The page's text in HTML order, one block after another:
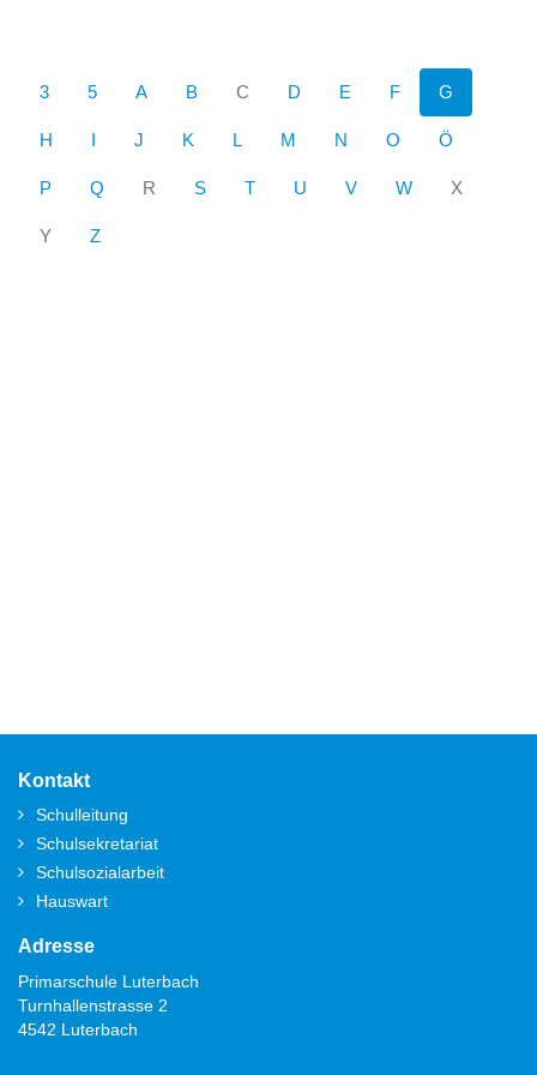
3 5 A B C D E F G
H I J K L M N O Ö
P Q R S T U V W X
Y Z
Kontakt
Schulleitung
Schulsekretariat
Schulsozialarbeit
Hauswart
Adresse
Primarschule Luterbach
Turnhallenstrasse 2
4542 Luterbach